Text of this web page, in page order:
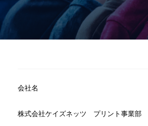
プ
動
会社名
株式会社ケイズネッツ プリント事業部